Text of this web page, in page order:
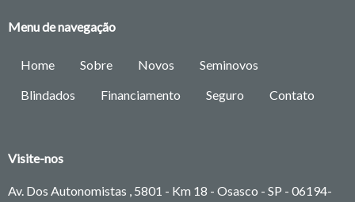
Menu de navegação
Home Sobre Novos Seminovos
Blindados Financiamento Seguro Contato
Visite-nos
Av. Dos Autonomistas , 5801 - Km 18 - Osasco - SP - 06194-